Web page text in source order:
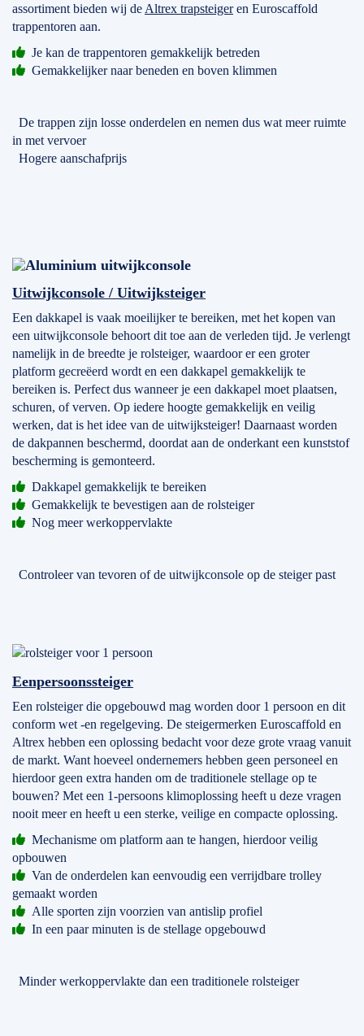
assortiment bieden wij de Altrex trapsteigeren Euroscaffold
trappentoren aan.
Je kan de trappentoren gemakkelijk betreden
Gemakkelijker naar beneden en boven klimmen
De trappen zijn losse onderdelen en nemen dus wat meer ruimte
in met vervoer
Hogere aanschafprijs
Uitwijkconsole / Uitwijksteiger
Een dakkapel is vaak moeilijker te bereiken, met het kopen van
een uitwijkconsole behoort dit toe aan de verleden tijd. Je verlengt
namelijk in de breedte je rolsteiger, waardoor er een groter
platform gecreëerd wordt en een dakkapel gemakkelijk te
bereiken is. Perfect dus wanneer je een dakkapel moet plaatsen,
schuren, of verven. Op iedere hoogte gemakkelijk en veilig
werken, dat is het idee van de uitwijksteiger! Daarnaast worden
de dakpannen beschermd, doordat aan de onderkant een kunststof
bescherming is gemonteerd.
Dakkapel gemakkelijk te bereiken
Gemakkelijk te bevestigen aan de rolsteiger
Nog meer werkoppervlakte
Controleer van tevoren of de uitwijkconsole op de steiger past
Eenpersoonssteiger
Een rolsteiger die opgebouwd mag worden door 1 persoon en dit
conform wet -en regelgeving. De steigermerken Euroscaffold en
Altrex hebben een oplossing bedacht voor deze grote vraag vanuit
de markt. Want hoeveel ondernemers hebben geen personeel en
hierdoor geen extra handen om de traditionele stellage op te
bouwen? Met een 1-persoons klimoplossing heeft u deze vragen
nooit meer en heeft u een sterke, veilige en compacte oplossing.
Mechanisme om platform aan te hangen, hierdoor veilig
opbouwen
Van de onderdelen kan eenvoudig een verrijdbare trolley
gemaakt worden
Alle sporten zijn voorzien van antislip profiel
In een paar minuten is de stellage opgebouwd
Minder werkoppervlakte dan een traditionele rolsteiger